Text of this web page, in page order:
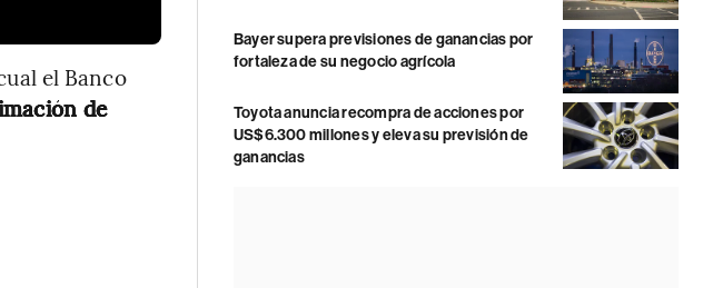
el Banco
de
Bayer supera previsiones de ganancias por
fortaleza de su negocio agrícola
Toyota anuncia recompra de acciones por
US$6.300 millones y eleva su previsión de
ganancias